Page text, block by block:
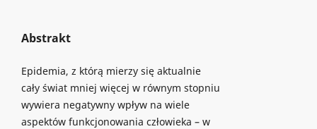
Abstrakt
Epidemia, z którą mierzy się aktualnie
cały świat mniej więcej w równym stopniu
wywiera negatywny wpływ na wiele
aspektów funkcjonowania człowieka – w